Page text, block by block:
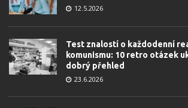
12.5.2026
Test znalostí o každodenní
komunismu: 10 retro otázek
dobrý přehled
23.6.2026